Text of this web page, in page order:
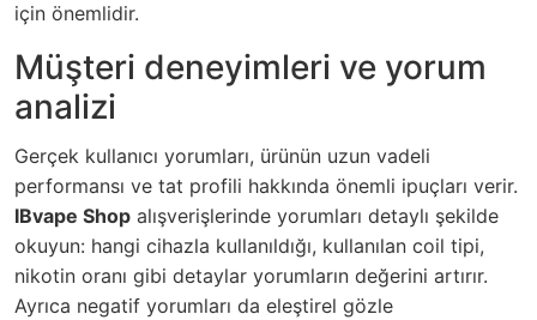
için önemlidir.
Müşteri deneyimleri ve yorum
analizi
Gerçek kullanıcı yorumları, ürünün uzun vadeli
performansı ve tat profili hakkında önemli ipuçları verir.
IBvape Shop alışverişlerinde yorumları detaylı şekilde
okuyun: hangi cihazla kullanıldığı, kullanılan coil tipi,
nikotin oranı gibi detaylar yorumların değerini artırır.
Ayrıca negatif yorumları da eleştirel gözle